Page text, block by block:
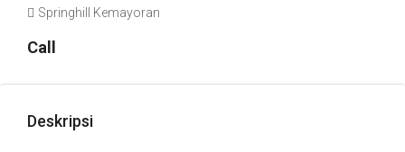
Springhill Kemayoran
Call
Deskripsi